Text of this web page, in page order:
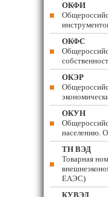
ОКФИ
ОКФС
ОКЭР
ОКУН
населению.
ТН ВЭД
Товарная
ЕАЭС)
КУВЭД